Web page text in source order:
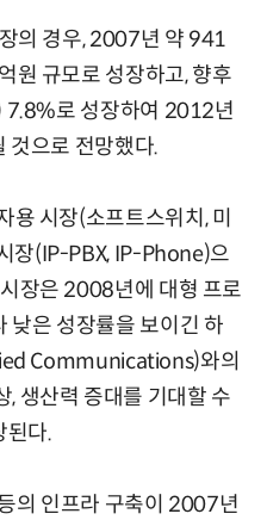
의 경우, 2007년 약 941
원 규모로 성장하고, 향후
7.8%로 성장하여 2012년
것으로 전망했다.
용 시장(소프트스위치, 미
장(IP-PBX, IP-Phone)으
장은 2008년에 대형 프로
낮은 성장률을 보이긴 하
Communications)와의
, 생산력 증대를 기대할 수
된다.
의 인프라 구축이 2007년